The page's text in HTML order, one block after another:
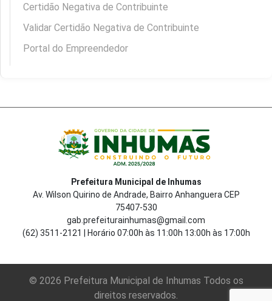
Certidão Negativa de Contribuinte
Validar Certidão Negativa de Contribuinte
Portal do Empreendedor
Prefeitura Municipal de Inhumas
Av. Wilson Quirino de Andrade, Bairro Anhanguera CEP
75407-530
gab.prefeiturainhumas@gmail.com
(62) 3511-2121 | Horário 07:00h às 11:00h 13:00h às 17:00h
© 2026 Prefeitura Municipal de Inhumas Todos os
direitos reservados.